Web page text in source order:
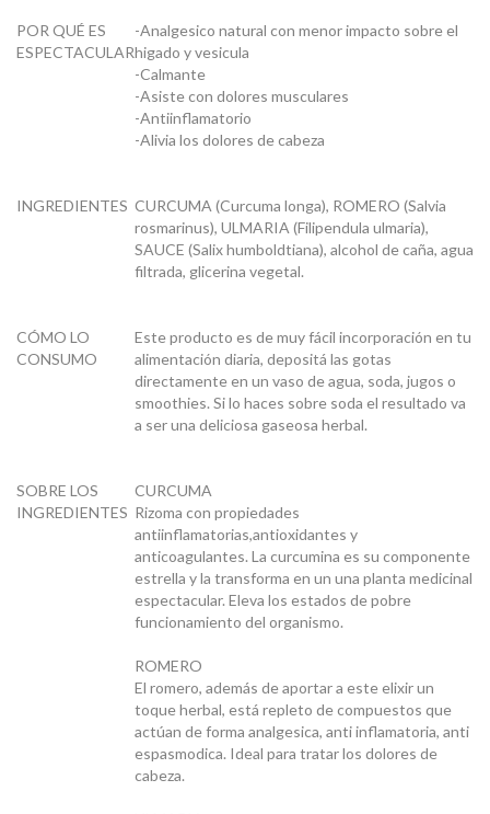
POR QUÉ ES
ESPECTACULAR
-Analgesico natural con menor impacto sobre el
higado y vesicula
-Calmante
-Asiste con dolores musculares
-Antiinflamatorio
-Alivia los dolores de cabeza
INGREDIENTES CURCUMA (Curcuma longa), ROMERO (Salvia
rosmarinus), ULMARIA (Filipendula ulmaria),
SAUCE (Salix humboldtiana), alcohol de caña, agua
filtrada, glicerina vegetal.
CÓMO LO
CONSUMO
Este producto es de muy fácil incorporación en tu
alimentación diaria, depositá las gotas
directamente en un vaso de agua, soda, jugos o
smoothies. Si lo haces sobre soda el resultado va
a ser una deliciosa gaseosa herbal.
SOBRE LOS
INGREDIENTES
CURCUMA
Rizoma con propiedades
antiinflamatorias,antioxidantes y
anticoagulantes. La curcumina es su componente
estrella y la transforma en un una planta medicinal
espectacular. Eleva los estados de pobre
funcionamiento del organismo.
ROMERO
El romero, además de aportar a este elixir un
toque herbal, está repleto de compuestos que
actúan de forma analgesica, anti inflamatoria, anti
espasmodica. Ideal para tratar los dolores de
cabeza.